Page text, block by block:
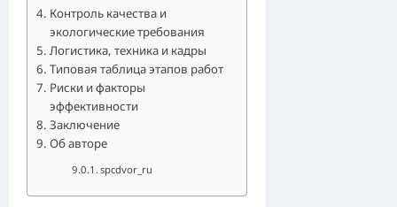
Контроль качества и
экологические требования
Логистика, техника и кадры
Типовая таблица этапов работ
Риски и факторы
эффективности
Заключение
Об авторе
spcdvor_ru